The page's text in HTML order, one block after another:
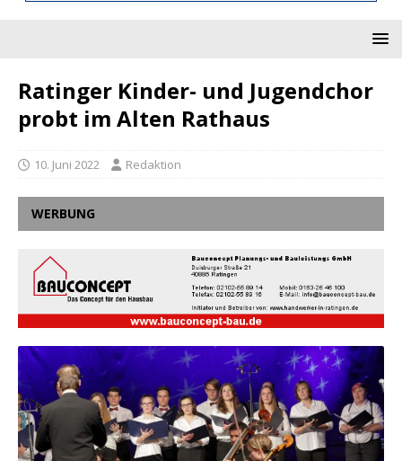
Ratinger Kinder- und Jugendchor
probt im Alten Rathaus
10. Juni 2022 Redaktion
WERBUNG